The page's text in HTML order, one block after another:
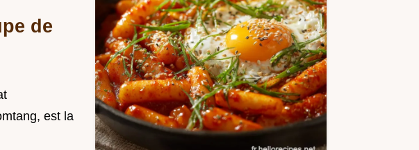
de
est la